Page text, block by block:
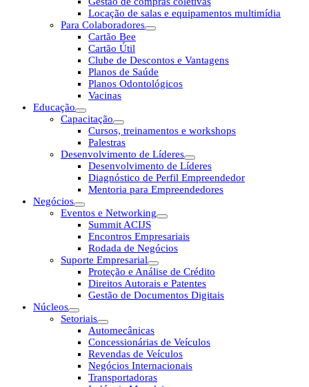
Locação de salas e equipamentos multimídia
Para Colaboradores
Cartão Bee
Cartão Útil
Clube de Descontos e Vantagens
Planos de Saúde
Planos Odontológicos
Vacinas
Educação
Capacitação
Cursos, treinamentos e workshops
Palestras
Desenvolvimento de Líderes
Desenvolvimento de Líderes
Diagnóstico de Perfil Empreendedor
Mentoria para Empreendedores
Negócios
Eventos e Networking
Summit ACIJS
Encontros Empresariais
Rodada de Negócios
Suporte Empresarial
Proteção e Análise de Crédito
Direitos Autorais e Patentes
Gestão de Documentos Digitais
Núcleos
Setoriais
Automecânicas
Concessionárias de Veículos
Revendas de Veículos
Negócios Internacionais
Transportadoras